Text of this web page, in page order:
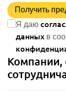
Получить
Я даю
данных в